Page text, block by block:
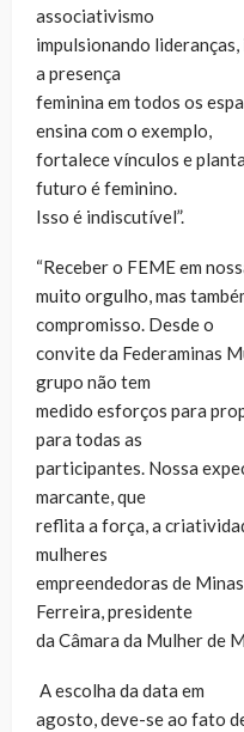
associativismo
impulsionando
a presença
feminina em todos os
ensina com o exemplo,
fortalece vínculos e
futuro é feminino.
Isso é indiscutível”.
“Receber o FEME em
muito orgulho, mas
compromisso. Desde o
convite da Federaminas
grupo não tem
medido esforços para
para todas as
participantes. Nossa
marcante, que
reflita a força, a
mulheres
empreendedoras de
Ferreira, presidente
da Câmara da Mulher de
A escolha da data em
agosto, deve-se ao fato